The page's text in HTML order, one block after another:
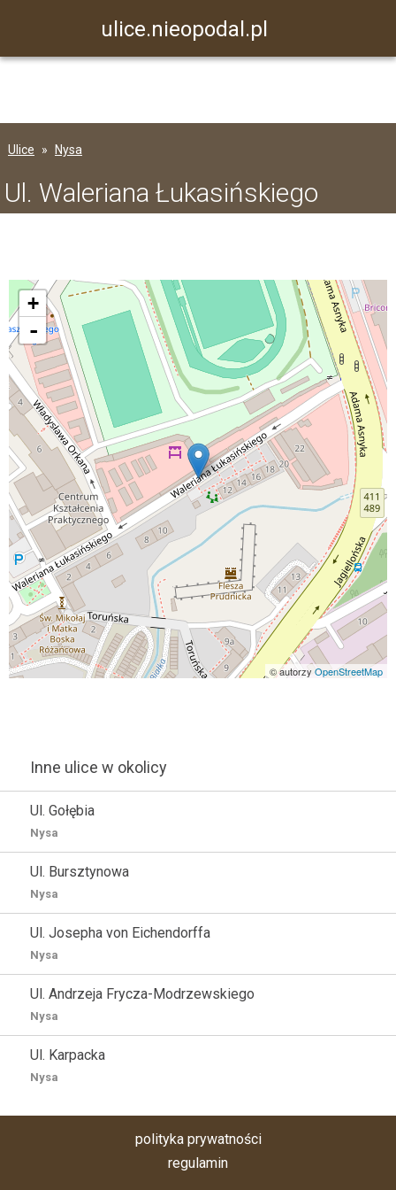
ulice.nieopodal.pl
Ulice Nysa
Ul. Waleriana Łukasińskiego
+
-
© autorzy OpenStreetMap
Inne ulice w okolicy
Ul. Gołębia
Nysa
Ul. Bursztynowa
Nysa
Ul. Josepha von Eichendorffa
Nysa
Ul. Andrzeja Frycza-Modrzewskiego
Nysa
Ul. Karpacka
Nysa
polityka prywatności
regulamin